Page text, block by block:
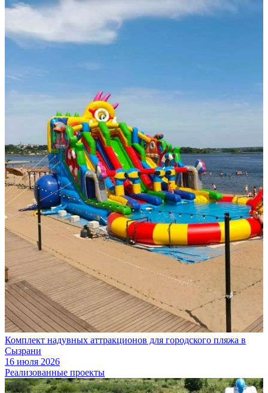
Комплект надувных аттракционов для городского пляжа в
Сызрани
16 июля 2026
Реализованные проекты